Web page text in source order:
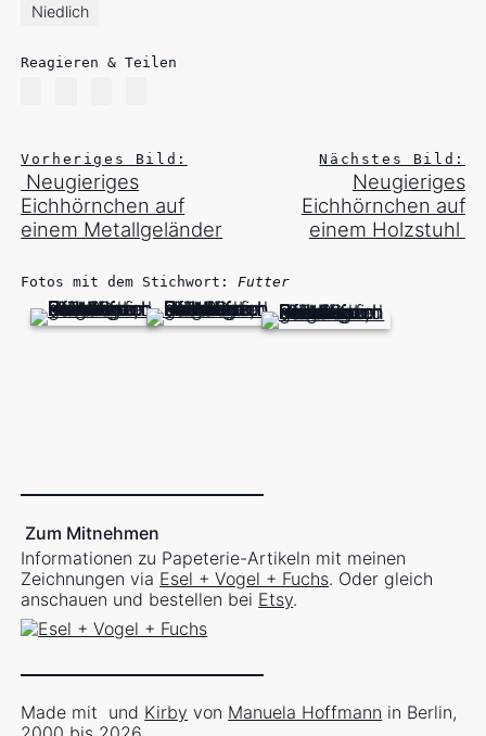
Niedlich
Reagieren & Teilen
Vorheriges Bild:
Neugieriges
Eichhörnchen auf
einem Metallgeländer
Nächstes Bild:
Neugieriges
Eichhörnchen auf
einem Holzstuhl
Fotos mit dem Stichwort:Futter
Zum Mitnehmen
Informationen zu Papeterie-Artikeln mit meinen
Zeichnungen via Esel + Vogel + Fuchs. Oder gleich
anschauen und bestellen bei Etsy.
Made mit und Kirby von Manuela Hoffmann in Berlin,